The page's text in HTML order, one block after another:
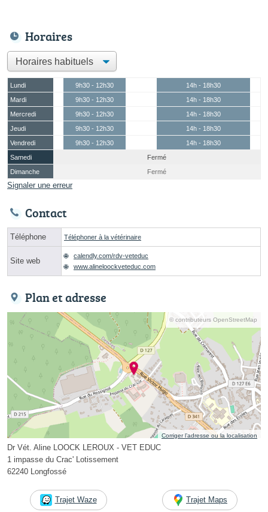
Horaires
Lundi 9h30 - 12h30
14h - 18h30
Mardi
9h30 - 12h30
14h - 18h30
Mercredi
9h30 - 12h30
14h - 18h30
Jeudi
9h30 - 12h30
14h - 18h30
Vendredi
9h30 - 12h30
14h - 18h30
Samedi
Fermé
Dimanche
Fermé
Signaler une erreur
Contact
Téléphone Téléphoner à la vétérinaire
Site web
calendly.com/rdv-veteduc
www.alineloockveteduc.com
Plan et adresse
© contributeurs OpenStreetMap
Corriger l’adresse ou la localisation
Dr Vét. Aline LOOCK LEROUX - VET EDUC
1 impasse du Crac' Lotissement
62240 Longfossé
Trajet Waze Trajet Maps